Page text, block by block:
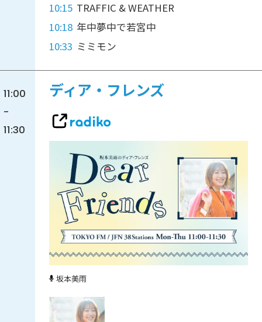
10:15 TRAFFIC & WEATHER
10:18 年中夢中で若宮中
10:33 ミミモン
11:00
-
11:30
ディア・フレンズ
坂本美雨